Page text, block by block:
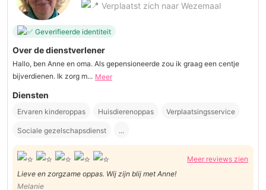
Verplaatst zich naar Wezemaal
Geverifieerde identiteit
Over de dienstverlener
Hallo, ben Anne en oma. Als gepensioneerde zou ik graag een centje
bijverdienen. Ik zorg m... Meer
Diensten
Ervaren kinderoppas Huisdierenoppas Verplaatsingsservice
Sociale gezelschapsdienst ...
Meer reviews zien
Lieve en zorgzame oppas. Wij zijn blij met Anne!
Melanie